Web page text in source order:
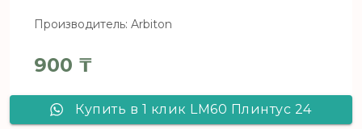
Производитель: Arbiton
900 ₸
Купить в 1 клик LM60 Плинтус 24